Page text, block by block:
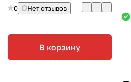
0 Нет отзывов
В корзину